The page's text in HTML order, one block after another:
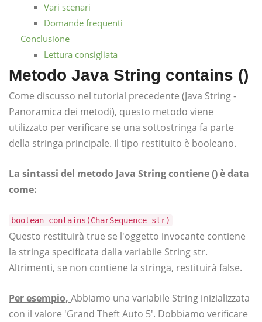
Vari scenari
Domande frequenti
Conclusione
Lettura consigliata
Metodo Java String contains ()
Come discusso nel tutorial precedente (Java String -
Panoramica dei metodi), questo metodo viene
utilizzato per verificare se una sottostringa fa parte
della stringa principale. Il tipo restituito è booleano.
La sintassi del metodo Java String contiene () è data
come:
boolean contains(CharSequence str)
Questo restituirà true se l'oggetto invocante contiene
la stringa specificata dalla variabile String str.
Altrimenti, se non contiene la stringa, restituirà false.
Per esempio, Abbiamo una variabile String inizializzata
con il valore 'Grand Theft Auto 5'. Dobbiamo verificare